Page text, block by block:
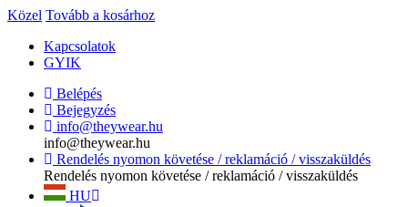
Közel Tovább a kosárhoz
Kapcsolatok
GYIK
Belépés
Bejegyzés
info@theywear.hu
info@theywear.hu
Rendelés nyomon követése / reklamáció / visszaküldés
Rendelés nyomon követése / reklamáció / visszaküldés
HU